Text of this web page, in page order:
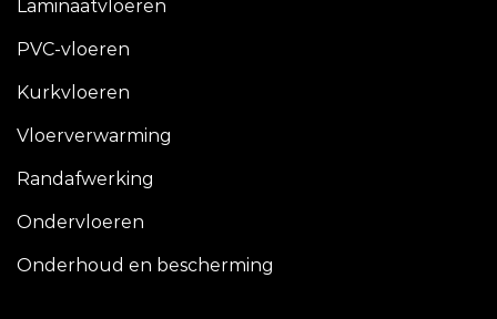
Laminaatvloeren
PVC-vloeren
Kurkvloeren
Vloerverwarming
Randafwerking
Ondervloeren
Onderhoud en bescherming